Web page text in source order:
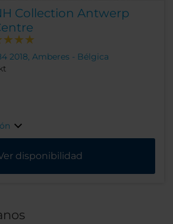
Collection Antwerp
2018, Amberes - Bélgica
disponibilidad